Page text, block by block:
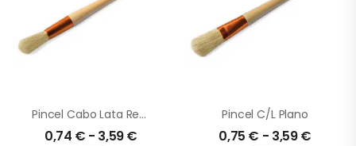
Pincel Cabo Lata Redondo
0,74 € - 3,59€
Pincel C/L Plano
0,75 € - 3,59€